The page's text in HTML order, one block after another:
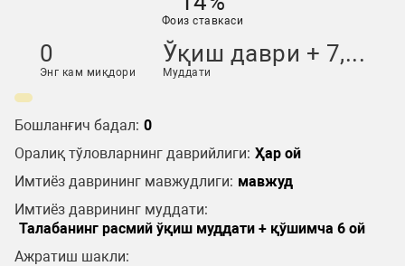
Фоиз ставкаси
0
Энг кам миқдори
Ўқиш даври + 7,...
Муддати
Бошланғич бадал: 0
Оралиқ тўловларнинг даврийлиги: Ҳар ой
Имтиёз даврининг мавжудлиги: мавжуд
Имтиёз даврининг муддати:
Талабанинг расмий ўқиш муддати + қўшимча 6 ой
Ажратиш шакли: